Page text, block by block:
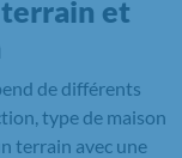
et
de différents
type de maison
terrain avec une